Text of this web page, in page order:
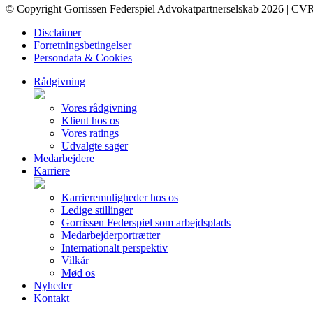
© Copyright Gorrissen Federspiel Advokatpartnerselskab 2026 |
Disclaimer
Forretningsbetingelser
Persondata & Cookies
Rådgivning
Vores rådgivning
Klient hos os
Vores ratings
Udvalgte sager
Medarbejdere
Karriere
Karrieremuligheder hos os
Ledige stillinger
Gorrissen Federspiel som arbejdsplads
Medarbejderportrætter
Internationalt perspektiv
Vilkår
Mød os
Nyheder
Kontakt